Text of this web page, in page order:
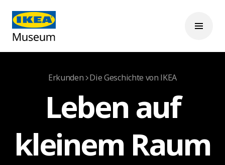
Erkunden Die Geschichte von IKEA
Leben auf
kleinem Raum